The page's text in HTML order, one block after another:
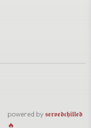
powered by 𝖘𝖊𝖗𝖛𝖊𝖉𝖈𝖍𝖎𝖑𝖑𝖊𝖉
🔥